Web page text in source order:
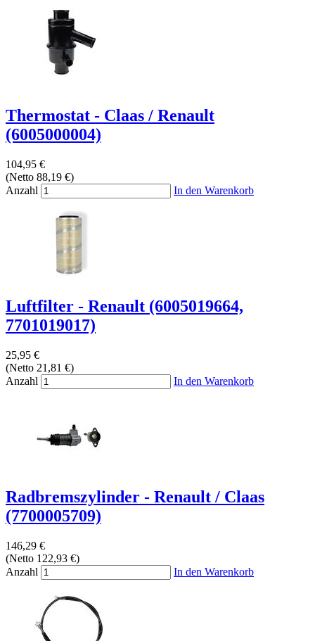
Thermostat - Claas / Renault
(6005000004)
104,95 €
(Netto 88,19 €)
Anzahl
In den Warenkorb
Luftfilter - Renault (6005019664,
7701019017)
25,95 €
(Netto 21,81 €)
Anzahl
In den Warenkorb
Radbremszylinder - Renault / Claas
(7700005709)
146,29 €
(Netto 122,93 €)
Anzahl
In den Warenkorb